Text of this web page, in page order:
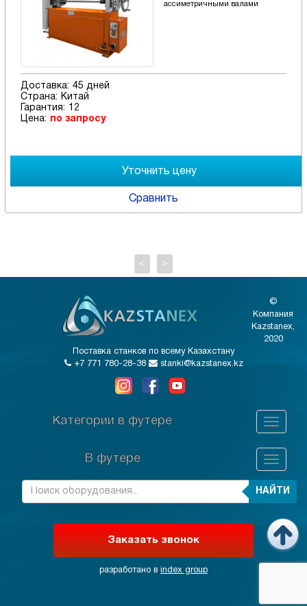
ассиметричными валами
Доставка: 45 дней
Страна:
Китай
Гарантия:
12
Цена:
по запросу
Сравнить
< >
©
Компания
Kazstanex,
2020
Поставка станков по всему Казахстану
+7 771 780-28-38
stanki@kazstanex.kz
Категории в футере
В футере
НАЙТИ
Заказать звонок
разработано в index group